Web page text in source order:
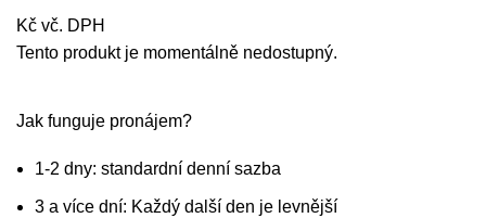
Kč vč. DPH
Tento produkt je momentálně nedostupný.
Jak funguje pronájem?
1-2 dny: standardní denní sazba
3 a více dní: Každý další den je levnější